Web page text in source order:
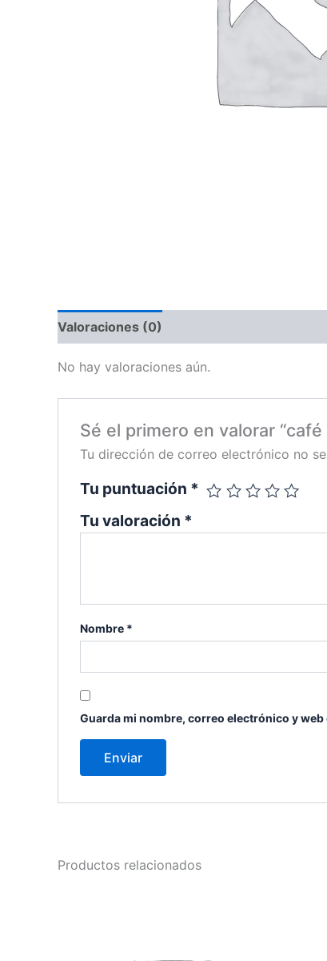
Valoraciones (0)
No hay valoraciones aún.
Sé el primero en valorar
Tu dirección de correo electrónico no
Tu puntuación *
Tu valoración *
Nombre *
Guarda mi nombre, correo electrónico y
Productos relacionados